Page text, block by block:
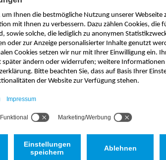
Passendes Produkt nicht gefunden?